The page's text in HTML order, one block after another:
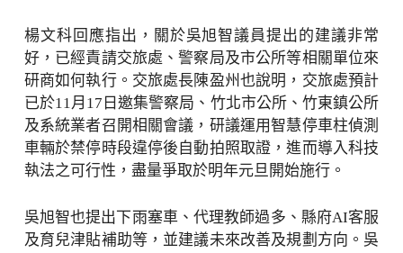
楊文科回應指出，關於吳旭智議員提出的建議非常
好，已經責請交旅處、警察局及市公所等相關單位來
研商如何執行。交旅處長陳盈州也說明，交旅處預計
已於11月17日邀集警察局、竹北市公所、竹東鎮公所
及系統業者召開相關會議，研議運用智慧停車柱偵測
車輛於禁停時段違停後自動拍照取證，進而導入科技
執法之可行性，盡量爭取於明年元旦開始施行。
吳旭智也提出下雨塞車、代理教師過多、縣府AI客服
及育兒津貼補助等，並建議未來改善及規劃方向。吳